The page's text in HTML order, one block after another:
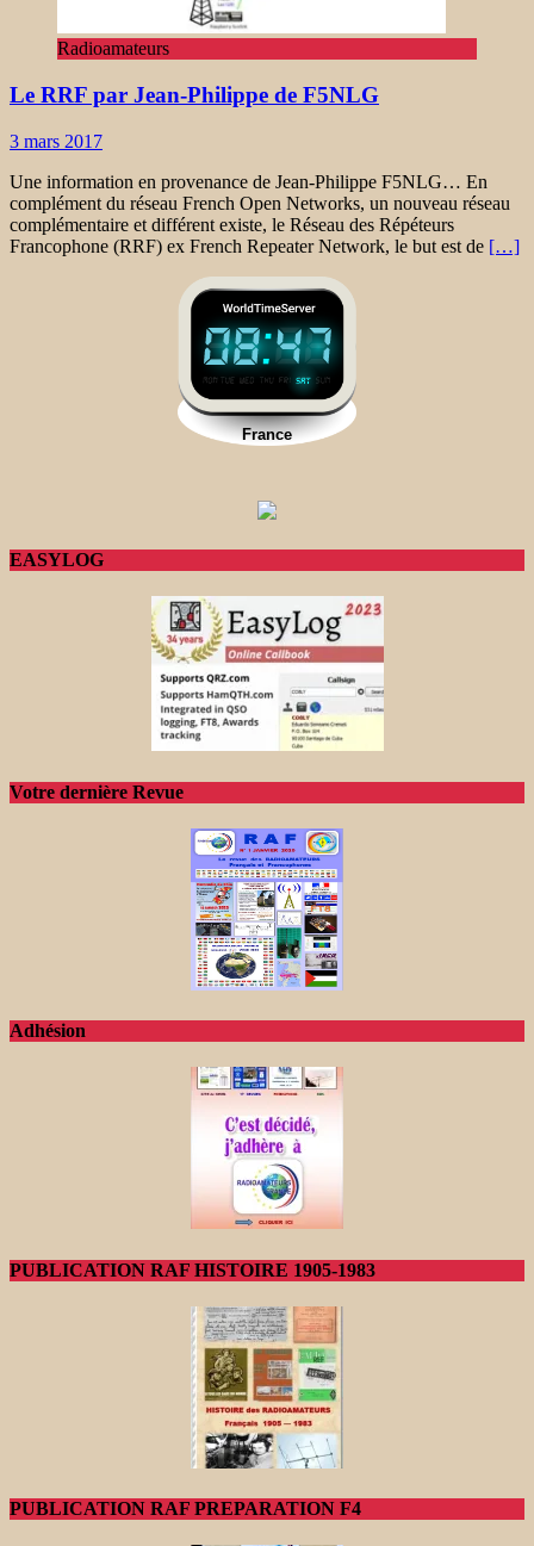
Radioamateurs
Le RRF par Jean-Philippe de F5NLG
3 mars 2017
Une information en provenance de Jean-Philippe F5NLG… En
complément du réseau French Open Networks, un nouveau réseau
complémentaire et différent existe, le Réseau des Répéteurs
Francophone (RRF) ex French Repeater Network, le but est de […]
EASYLOG
Votre dernière Revue
Adhésion
PUBLICATION RAF HISTOIRE 1905-1983
PUBLICATION RAF PREPARATION F4